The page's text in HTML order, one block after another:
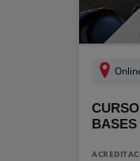
BASES